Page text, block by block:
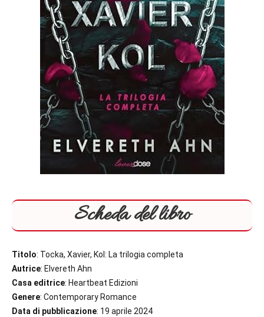
Scheda del libro
Titolo: Tocka, Xavier, Kol: La trilogia completa
Autrice: Elvereth Ahn
Casa editrice: Heartbeat Edizioni
Genere: Contemporary Romance
Data di pubblicazione: 19 aprile 2024